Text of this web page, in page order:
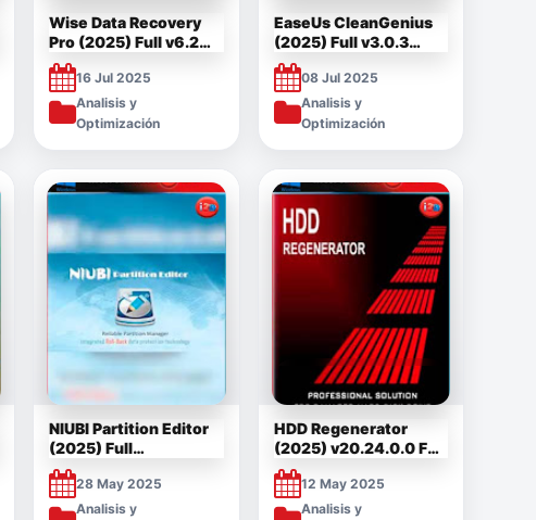
Wise Data Recovery
Pro (2025) Full v6.2
Español [Mega]
16 Jul 2025
Analisis y
Optimización
EaseUs CleanGenius
(2025) Full v3.0.3
[Mega]
08 Jul 2025
Analisis y
Optimización
NIUBI Partition Editor
(2025) Full
Multilenguaje Español
[Mega]28 May 2025
Analisis y
HDD Regenerator
(2025) v20.24.0.0 Full
[Mega]
12 May 2025
Analisis y